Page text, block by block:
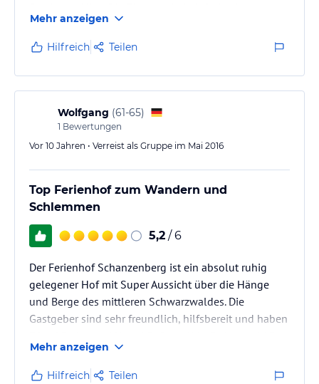
sauer. Das Essen ist einzigartig. Ich bin begeistert,
vorallem vom Vesperbrett - was auch ein richtiger
Hingucker ist.
Mehr anzeigen
Hilfreich Teilen
Wolfgang (61-65)
1 Bewertungen
Vor 10 Jahren • Verreist als Gruppe im Mai 2016
Top Ferienhof zum Wandern und
Schlemmen
5,2 / 6
Der Ferienhof Schanzenberg ist ein absolut ruhig
gelegener Hof mit Super Aussicht über die Hänge
und Berge des mittleren Schwarzwaldes. Die
Gastgeber sind sehr freundlich, hilfsbereit und haben
nur Vesper - aber was für eins!
Mehr anzeigen
Hilfreich Teilen